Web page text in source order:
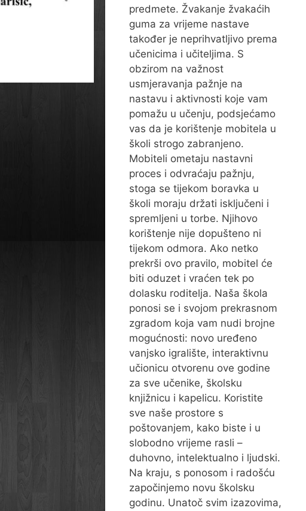
predmete. Žvakanje žvakaćih
guma za vrijeme nastave
također je neprihvatljivo prema
učenicima i učiteljima. S
obzirom na važnost
usmjeravanja pažnje na
nastavu i aktivnosti koje vam
pomažu u učenju, podsjećamo
vas da je korištenje mobitela u
školi strogo zabranjeno.
Mobiteli ometaju nastavni
proces i odvraćaju pažnju,
stoga se tijekom boravka u
školi moraju držati isključeni i
spremljeni u torbe. Njihovo
korištenje nije dopušteno ni
tijekom odmora. Ako netko
prekrši ovo pravilo, mobitel će
biti oduzet i vraćen tek po
dolasku roditelja. Naša škola
ponosi se i svojom prekrasnom
zgradom koja vam nudi brojne
mogućnosti: novo uređeno
vanjsko igralište, interaktivnu
učionicu otvorenu ove godine
za sve učenike, školsku
knjižnicu i kapelicu. Koristite
sve naše prostore s
poštovanjem, kako biste i u
slobodno vrijeme rasli –
duhovno, intelektualno i ljudski.
Na kraju, s ponosom i radošću
započinjemo novu školsku
godinu. Unatoč svim izazovima,